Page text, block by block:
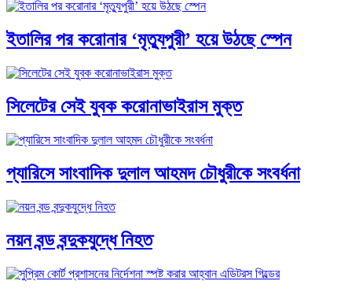
ইতালির পর করোনার ‘মৃত্যুপুরী’ হয়ে উঠছে স্পেন
সিলেটের সেই যুবক করোনাভাইরাস মুক্ত
প্যারিসে সাংবাদিক দুলাল আহমদ চৌধুরীকে সংবর্ধনা
নয়ন বন্ড বন্দুকযুদ্ধে নিহত